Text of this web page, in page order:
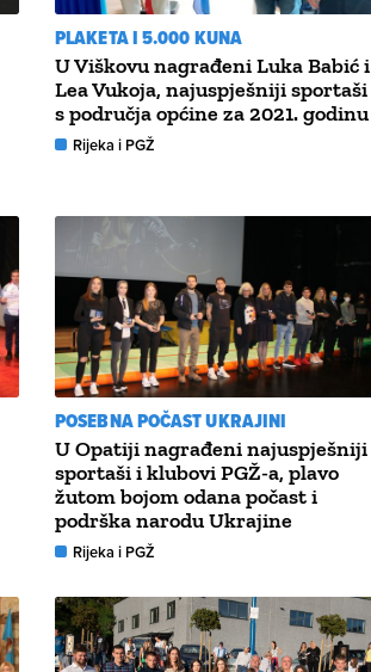
PLAKETA I 5.000 KUNA
U Viškovu nagrađeni Luka Babić i
Lea Vukoja, najuspješniji sportaši
s područja općine za 2021. godinu
Rijeka i PGŽ
POSEBNA POČAST UKRAJINI
U Opatiji nagrađeni najuspješniji
sportaši i klubovi PGŽ-a, plavo
žutom bojom odana počast i
podrška narodu Ukrajine
Rijeka i PGŽ